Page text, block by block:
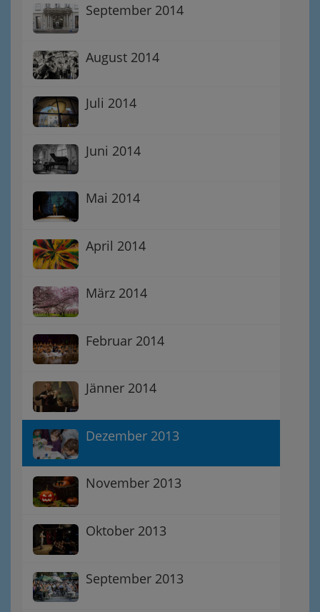
September 2014
August 2014
Juli 2014
Juni 2014
Mai 2014
April 2014
März 2014
Februar 2014
Jänner 2014
Dezember 2013
November 2013
Oktober 2013
September 2013